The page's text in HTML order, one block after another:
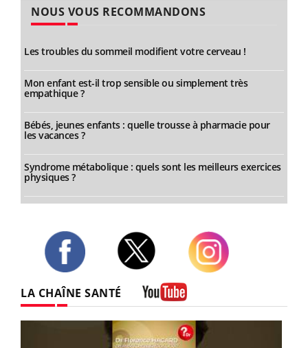
NOUS VOUS RECOMMANDONS
Les troubles du sommeil modifient votre cerveau !
Mon enfant est-il trop sensible ou simplement très
empathique ?
Bébés, jeunes enfants : quelle trousse à pharmacie pour
les vacances ?
Syndrome métabolique : quels sont les meilleurs exercices
physiques ?
LA CHAÎNE SANTÉ